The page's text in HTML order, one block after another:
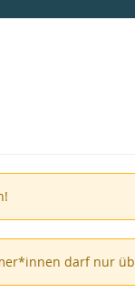
darf nur